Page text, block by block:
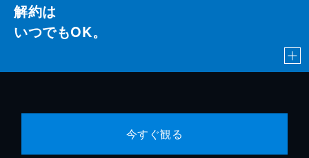
解約は
いつでもOK。
今すぐ観る